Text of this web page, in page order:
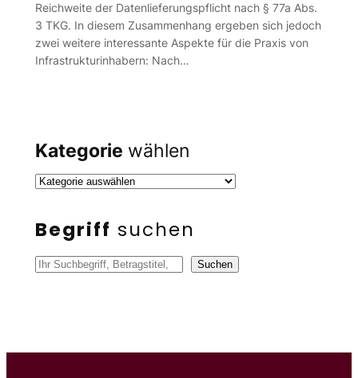
Reichweite der Datenlieferungspflicht nach § 77a Abs.
3 TKG. In diesem Zusammenhang ergeben sich jedoch
zwei weitere interessante Aspekte für die Praxis von
Infrastrukturinhabern: Nach…
Kategorie wählen
Begriff suchen
S
n
Suchen